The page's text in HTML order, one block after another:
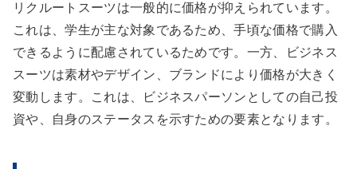
リクルートスーツは一般的に価格が抑えられています。
これは、学生が主な対象であるため、手頃な価格で購入
できるように配慮されているためです。一方、ビジネス
スーツは素材やデザイン、ブランドにより価格が大きく
変動します。これは、ビジネスパーソンとしての自己投
資や、自身のステータスを示すための要素となります。